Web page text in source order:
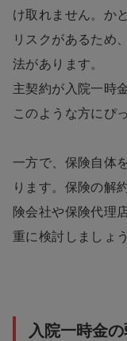
け取れません。か
リスクがあるため
法があります。
主契約が入院一時
このような方にぴ
一方で、保険自体
ります。保険の解
険会社や保険代理
重に検討しましょう
入院一時金